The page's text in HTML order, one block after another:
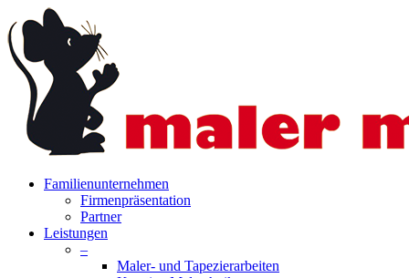
to
main
content
search
Menu
Familienunternehmen
Firmenpräsentation
Partner
Leistungen
–
Maler- und Tapezierarbeiten